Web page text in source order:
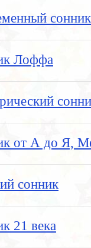
сонник
Лоффа
от А до Я,
сонник
21 века